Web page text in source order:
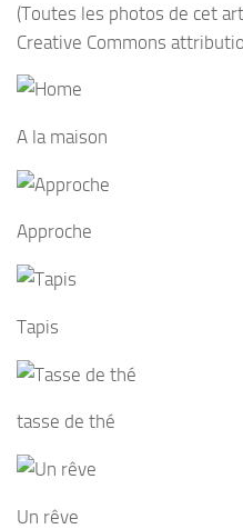
(Toutes les photos de cet
Creative Commons
A la maison
Approche
Tapis
tasse de thé
Un rêve